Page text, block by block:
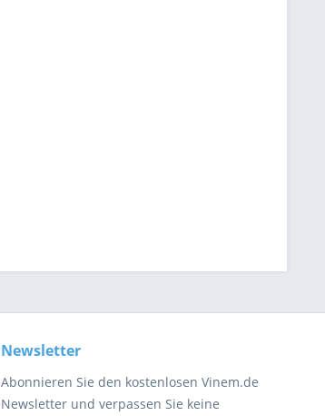
Newsletter
Abonnieren Sie den kostenlosen Vinem.de
Newsletter und verpassen Sie keine